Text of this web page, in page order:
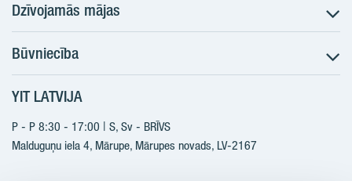
Dzīvojamās mājas
Meklēt dzīvokli
Nākotnes projekti
Pārdošanas informācija
YIT Plus
Kontakti
Būvniecība
Būvniecība
Jaunie projekti
Realizētie projekti
YIT LATVIJA
P - P 8:30 - 17:00 | S, Sv - BRĪVS
Malduguņu iela 4, Mārupe, Mārupes novads, LV-2167